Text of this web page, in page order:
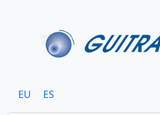
EU ES